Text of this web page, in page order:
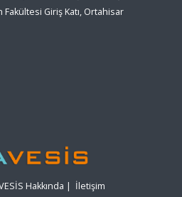
Giriş Katı, Ortahisar
Hakkında | İletişim